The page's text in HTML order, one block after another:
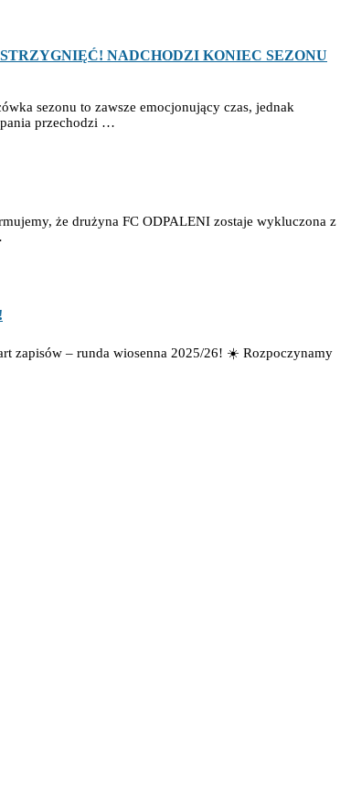
NADCHODZI KONIEC SEZONU
sezonu to zawsze emocjonujący czas, jednak
przechodzi …
że drużyna FC ODPALENI zostaje wykluczona z
zapisów – runda wiosenna 2025/26! ☀️ Rozpoczynamy